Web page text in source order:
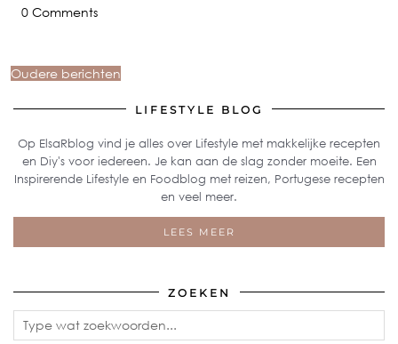
0 Comments
Oudere berichten
LIFESTYLE BLOG
Op ElsaRblog vind je alles over Lifestyle met makkelijke recepten
en Diy's voor iedereen. Je kan aan de slag zonder moeite. Een
Inspirerende Lifestyle en Foodblog met reizen, Portugese recepten
en veel meer.
LEES MEER
ZOEKEN